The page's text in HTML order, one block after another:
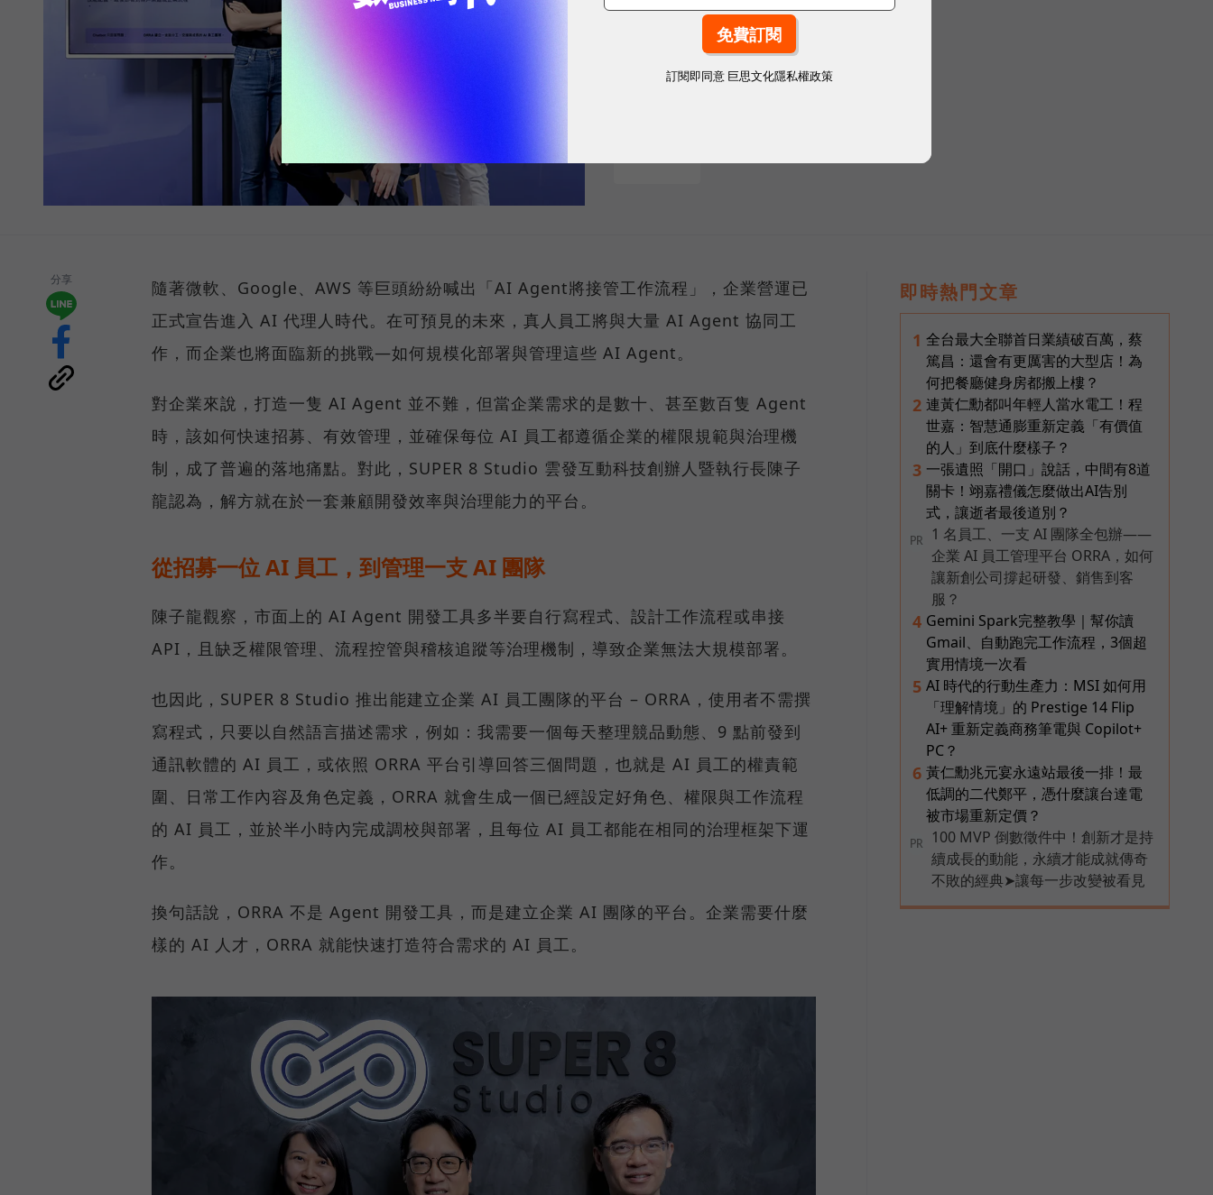
分享
隨著微軟、Google、AWS 等巨頭紛紛喊出「AI Agent將接管工作流程」，企業營運已
正式宣告進入 AI 代理人時代。在可預見的未來，真人員工將與大量 AI Agent 協同工
作，而企業也將面臨新的挑戰—如何規模化部署與管理這些 AI Agent。
對企業來說，打造一隻 AI Agent 並不難，但當企業需求的是數十、甚至數百隻 Agent
時，該如何快速招募、有效管理，並確保每位 AI 員工都遵循企業的權限規範與治理機
制，成了普遍的落地痛點。對此，SUPER 8 Studio 雲發互動科技創辦人暨執行長陳子
龍認為，解方就在於一套兼顧開發效率與治理能力的平台。
從招募一位 AI 員工，到管理一支 AI 團隊
陳子龍觀察，市面上的 AI Agent 開發工具多半要自行寫程式、設計工作流程或串接
API，且缺乏權限管理、流程控管與稽核追蹤等治理機制，導致企業無法大規模部署。
也因此，SUPER 8 Studio 推出能建立企業 AI 員工團隊的平台 – ORRA，使用者不需撰
寫程式，只要以自然語言描述需求，例如：我需要一個每天整理競品動態、9 點前發到
通訊軟體的 AI 員工，或依照 ORRA 平台引導回答三個問題，也就是 AI 員工的權責範
圍、日常工作內容及角色定義，ORRA 就會生成一個已經設定好角色、權限與工作流程
的 AI 員工，並於半小時內完成調校與部署，且每位 AI 員工都能在相同的治理框架下運
作。
換句話說，ORRA 不是 Agent 開發工具，而是建立企業 AI 團隊的平台。企業需要什麼
樣的 AI 人才，ORRA 就能快速打造符合需求的 AI 員工。
即時熱門文章
1 全台最大全聯首日業績破百萬，蔡
篤昌：還會有更厲害的大型店！為
何把餐廳健身房都搬上樓？
2 連黃仁勳都叫年輕人當水電工！程
世嘉：智慧通膨重新定義「有價值
的人」到底什麼樣子？
3 一張遺照「開口」說話，中間有8道
關卡！翊嘉禮儀怎麼做出AI告別
式，讓逝者最後道別？
PR
1 名員工、一支 AI 團隊全包辦——
企業 AI 員工管理平台 ORRA，如何
讓新創公司撐起研發、銷售到客
服？
4 Gemini Spark完整教學｜幫你讀
Gmail、自動跑完工作流程，3個超
實用情境一次看
5 AI 時代的行動生產力：MSI 如何用
「理解情境」的 Prestige 14 Flip
AI+ 重新定義商務筆電與 Copilot+
PC？
6 黃仁勳兆元宴永遠站最後一排！最
低調的二代鄭平，憑什麼讓台達電
被市場重新定價？
PR
100 MVP 倒數徵件中！創新才是持
續成長的動能，永續才能成就傳奇
不敗的經典➤讓每一步改變被看見
訂閱即同意 巨思文化隱私權政策